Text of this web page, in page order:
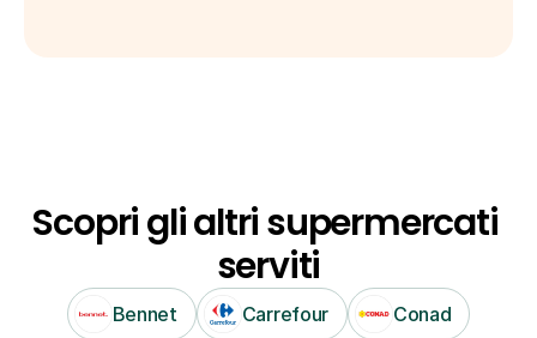
Scopri gli altri supermercati
serviti
Bennet Carrefour Conad